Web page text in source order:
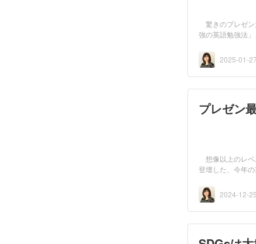
驚きのプレゼ
強の英語勉強法
2025-01-27
プレゼン
想像以上のレ
登壇した、今年
2024-12-25